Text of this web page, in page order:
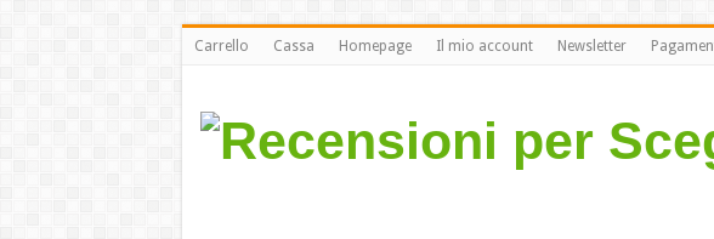
Carrello Cassa Homepage Il mio account Newsletter